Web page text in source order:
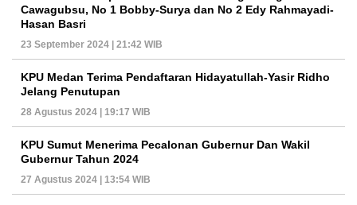
Cawagubsu, No 1 Bobby-Surya dan No 2 Edy Rahmayadi-
Hasan Basri
23 September 2024 | 21:42 WIB
KPU Medan Terima Pendaftaran Hidayatullah-Yasir Ridho
Jelang Penutupan
28 Agustus 2024 | 19:17 WIB
KPU Sumut Menerima Pecalonan Gubernur Dan Wakil
Gubernur Tahun 2024
27 Agustus 2024 | 13:54 WIB